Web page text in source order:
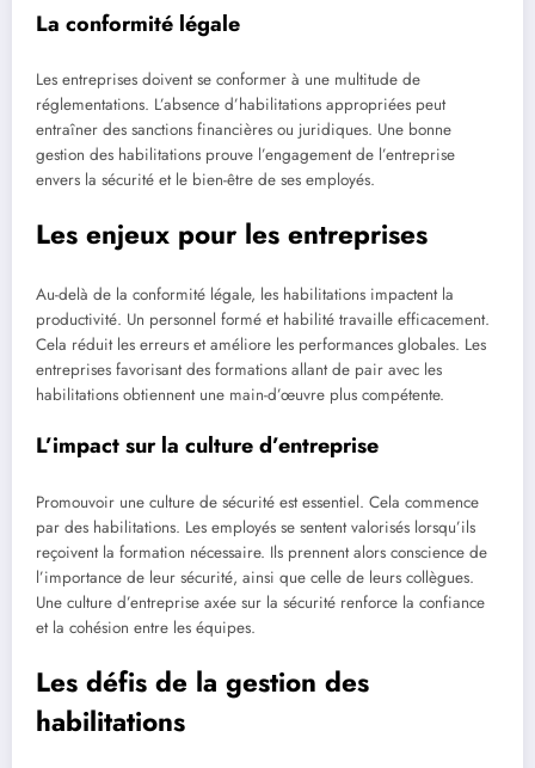
La conformité légale
Les entreprises doivent se conformer à une multitude de
réglementations. L’absence d’habilitations appropriées peut
entraîner des sanctions financières ou juridiques. Une bonne
gestion des habilitations prouve l’engagement de l’entreprise
envers la sécurité et le bien-être de ses employés.
Les enjeux pour les entreprises
Au-delà de la conformité légale, les habilitations impactent la
productivité. Un personnel formé et habilité travaille efficacement.
Cela réduit les erreurs et améliore les performances globales. Les
entreprises favorisant des formations allant de pair avec les
habilitations obtiennent une main-d’œuvre plus compétente.
L’impact sur la culture d’entreprise
Promouvoir une culture de sécurité est essentiel. Cela commence
par des habilitations. Les employés se sentent valorisés lorsqu’ils
reçoivent la formation nécessaire. Ils prennent alors conscience de
l’importance de leur sécurité, ainsi que celle de leurs collègues.
Une culture d’entreprise axée sur la sécurité renforce la confiance
et la cohésion entre les équipes.
Les défis de la gestion des
habilitations